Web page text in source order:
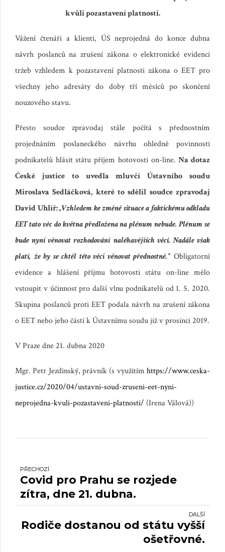
kvůli pozastavení platnosti.
Vážení čtenáři a klienti, ÚS neprojedná do konce dubna
návrh poslanců na zrušení zákona o elektronické evidenci
tržeb vzhledem k pozastavení platnosti zákona o EET pro
všechny jeho adresáty do doby tří měsíců po skončení
nouzového stavu.
Přesto soudce zpravodaj stále počítá s přednostním
projednáním poslaneckého návrhu ohledně povinnosti
podnikatelů hlásit státu příjem hotovosti on-line.Na dotaz
České justice to uvedla mluvčí Ústavního soudu
Miroslava Sedláčková, které to sdělil soudce zpravodaj
David Uhlíř:„Vzhledem ke změně situace a faktickému odkladu
EET tato věc do května předložena na plénum nebude. Plénum se
bude nyní věnovat rozhodování naléhavějších věcí. Nadále však
platí, že by se chtěl této věci věnovat přednostně.“ Obligatorní
evidence a hlášení příjmu hotovosti státu on-line mělo
vstoupit v účinnost pro další vlnu podnikatelů od 1. 5. 2020.
Skupina poslanců proti EET podala návrh na zrušení zákona
o EET nebo jeho částí k Ústavnímu soudu již v prosinci 2019.
V Praze dne 21. dubna 2020
Mgr. Petr Jezdinský, právník (s využitím https://www.ceska-
justice.cz/2020/04/ustavni-soud-zruseni-eet-nyni-
neprojedna-kvuli-pozastaveni-platnosti/ (Irena Válová))
PŘECHOZÍ
Covid pro Prahu se rozjede
zítra, dne 21. dubna.
DALŠÍ
Rodiče dostanou od státu vyšší
ošetřovné.